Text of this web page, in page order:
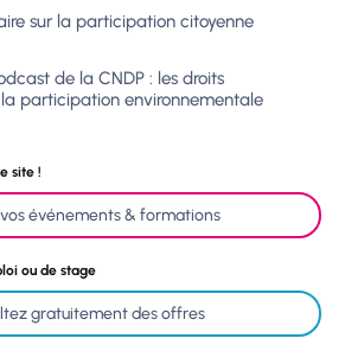
sur la participation citoyenne
de la CNDP : les droits
participation environnementale
site !
événements & formations
ou de stage
gratuitement des offres